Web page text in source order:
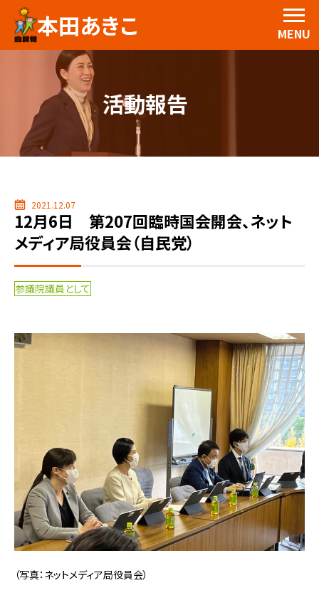
本田あきこ MENU
活動報告
2021.12.07
12月6日 第207回臨時国会開会、ネット
メディア局役員会（自民党）
参議院議員として
（写真：ネットメディア局役員会）